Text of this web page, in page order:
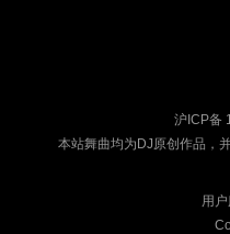
沪ICP备
本站舞曲均为DJ原创作品，
用